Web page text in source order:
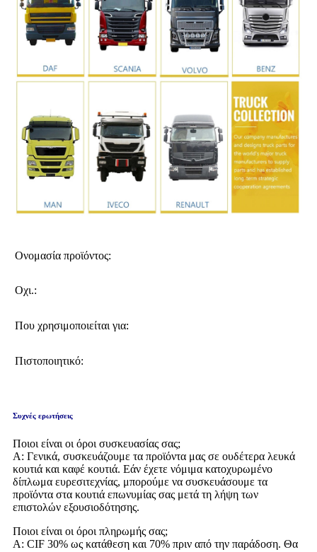
Ονομασία προϊόντος:
Οχι.:
Που χρησιμοποιείται για:
Πιστοποιητικό:
Συχνές ερωτήσεις
Ποιοι είναι οι όροι συσκευασίας σας;
Α: Γενικά, συσκευάζουμε τα προϊόντα μας σε ουδέτερα λευκά
κουτιά και καφέ κουτιά. Εάν έχετε νόμιμα κατοχυρωμένο
δίπλωμα ευρεσιτεχνίας, μπορούμε να συσκευάσουμε τα
προϊόντα στα κουτιά επωνυμίας σας μετά τη λήψη των
επιστολών εξουσιοδότησης.
Ποιοι είναι οι όροι πληρωμής σας;
Α: CIF 30% ως κατάθεση και 70% πριν από την παράδοση. Θα